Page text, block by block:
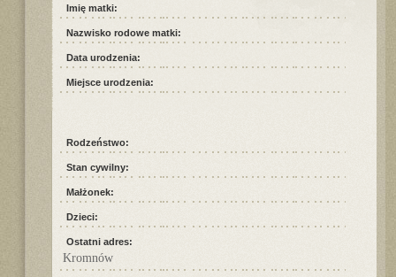
Imię matki:
Nazwisko rodowe matki:
Data urodzenia:
Miejsce urodzenia:
Rodzeństwo:
Stan cywilny:
Małżonek:
Dzieci:
Ostatni adres:
Kromnów